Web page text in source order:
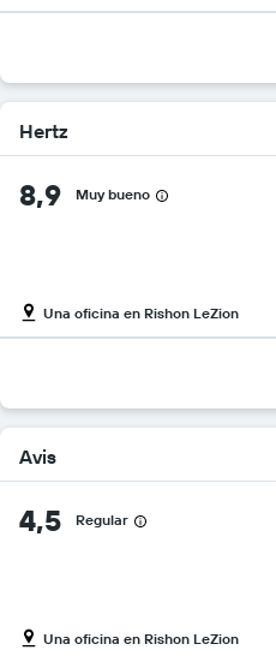
Hertz
8,9 Muy bueno
Una oficina en Rishon LeZion
Avis
4,5 Regular
Una oficina en Rishon LeZion